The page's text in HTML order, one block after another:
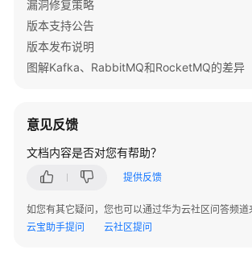
视
频
助
档
下
通
用
// 设置消息的Key和Tag
        msg.SetKeys(
// 开启事务分支
resp, err :=
if
            log.Fatal(err)
        }
            fmt.Printf(
"%#v\n",
        }
漏洞修复策略
版本支持公告
版本发布说明
图解Kafka、RabbitMQ和RocketMQ的差异
意见反馈
文档内容是否对您有帮助？
提供反馈
如您有其它疑问，您也可以通过华为云社区问答频
云宝助手提问
云社区提问